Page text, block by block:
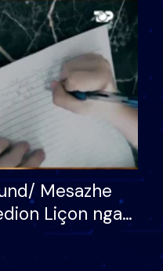
kur…
Mesazhe
Liçon nga
moderatori
Nuk meritoj…